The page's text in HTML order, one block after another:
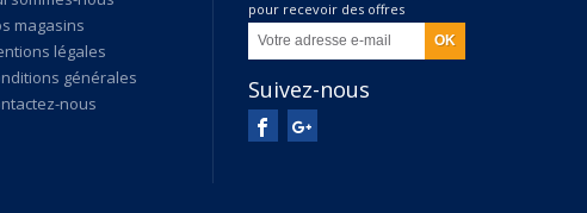
magasins
légales
générales
nous
pour recevoir des offres
exclusives
Suivez-nous